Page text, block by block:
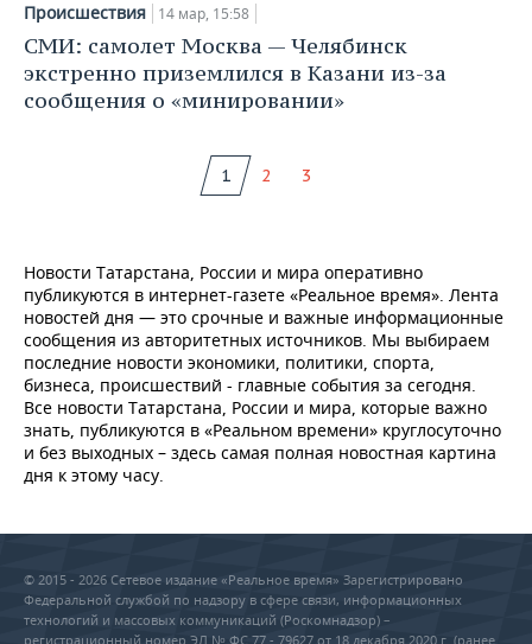
Происшествия 14 мар, 15:58
СМИ: самолет Москва — Челябинск
экстренно приземлился в Казани из-за
сообщения о «минировании»
1 2 3
Новости Татарстана, России и мира оперативно
публикуются в интернет-газете «Реальное время». Лента
новостей дня — это срочные и важные информационные
сообщения из авторитетных источников. Мы выбираем
последние новости экономики, политики, спорта,
бизнеса, происшествий - главные события за сегодня.
Все новости Татарстана, России и мира, которые важно
знать, публикуются в «Реальном времени» круглосуточно
и без выходных – здесь самая полная новостная картина
дня к этому часу.
© 2015 - 2026 Сетевое издание «Реальное время» Зарегистрировано
Федеральной службой по надзору в сфере связи, информационных
технологий и массовых коммуникаций (Роскомнадзор) –
регистрационный номер ЭЛ № ФС 77 - 79627 от 18 декабря 2020 г. (ранее